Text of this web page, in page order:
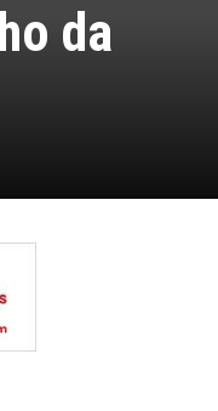
da